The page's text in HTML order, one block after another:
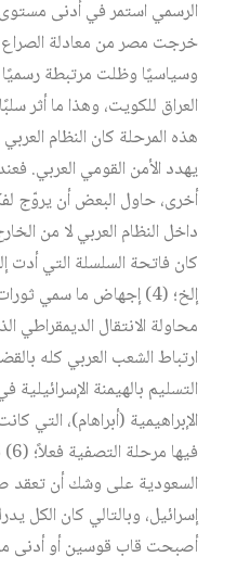
الرسمي استمر في أدنى مستوى
خرجت مصر من معادلة الصراع
العراق للكويت، وهذا ما أثر
هذه المرحلة كان النظام
يهدد الأمن القومي العربي.
أخرى، حاول البعض أن يروّج
كان فاتحة السلسلة التي أدت
إلخ؛ (4) إجهاض ما سمي
محاولة الانتقال الديمقراطي
التسليم بالهيمنة
الإبراهيمية (أبراهام)، التي
السعودية على وشك أن تعقد
إسرائيل، وبالتالي كان الكل
أصبحت قاب قوسين أو أدنى من